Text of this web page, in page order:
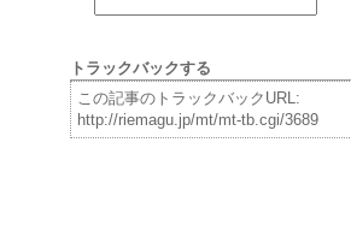
トラックバックする
この記事のトラックバックURL:
http://riemagu.jp/mt/mt-tb.cgi/3689